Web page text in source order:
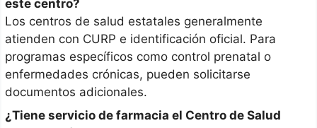
este centro?
Los centros de salud estatales generalmente
atienden con CURP e identificación oficial. Para
programas específicos como control prenatal o
enfermedades crónicas, pueden solicitarse
documentos adicionales.
¿Tiene servicio de farmacia el Centro de Salud